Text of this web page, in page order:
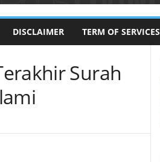
DISCLAIMER TERM OF SERVICES
Surah